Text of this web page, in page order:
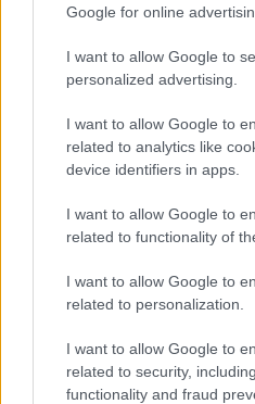
Google for online
I want to allow Google to
personalized advertising.
I want to allow Google to
related to analytics like
device identifiers in apps.
I want to allow Google to
related to functionality of
I want to allow Google to
related to personalization.
I want to allow Google to
related to security,
functionality and fraud
Julianus úgy
újjáépítése
Szentély 70-ben
személyes barátja,
írt Julianus
„Julianus úgy
hatalmas
egykor
büszke
feladatot az
bízta.